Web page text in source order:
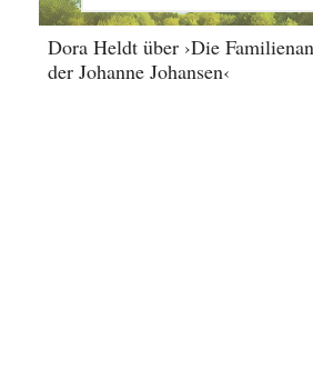
Dora Heldt über ›Die
der Johanne Johansen‹